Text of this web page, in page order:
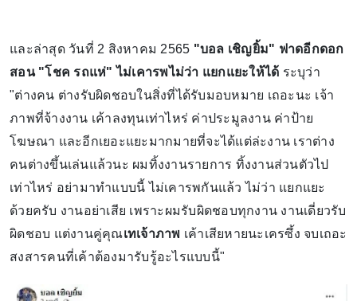
และล่าสุด วันที่ 2 สิงหาคม 2565 "บอล เชิญยิ้ม" ฟาดอีกดอก
สอน "โชค รถแห่" ไม่เคารพไม่ว่า แยกแยะให้ได้ ระบุว่า
"ต่างคน ต่างรับผิดชอบในสิ่งที่ได้รับมอบหมาย เถอะนะ เจ้า
ภาพที่จ้างงาน เค้าลงทุนเท่าไหร่ ค่าประมูลงาน ค่าป้าย
โฆษณา และอีกเยอะแยะมากมายที่จะได้แต่ล่ะงาน เราต่าง
คนต่างขึ้นเล่นแล้วนะ ผมทิ้งงานรายการ ทิ้งงานส่วนตัวไป
เท่าไหร่ อย่ามาทำแบบนี้ ไม่เคารพกันแล้ว ไม่ว่า แยกแยะ
ด้วยครับ งานอย่าเสีย เพราะผมรับผิดชอบทุกงาน งานเดี่ยวรับ
ผิดชอบ แต่งานคู่คุณเทเจ้าภาพ เค้าเสียหายนะเครซึ้ง จบเถอะ
สงสารคนที่เค้าต้องมารับรู้อะไรแบบนี้"